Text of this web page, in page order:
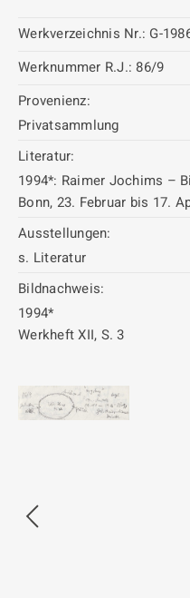
Werkverzeichnis Nr.: G-
Werknummer R.J.: 86/9
Provenienz:
Privatsammlung
Literatur:
1994*: Raimer Jochims –
Bonn, 23. Februar bis 17.
Ausstellungen:
s. Literatur
Bildnachweis:
1994*
Werkheft XII, S. 3